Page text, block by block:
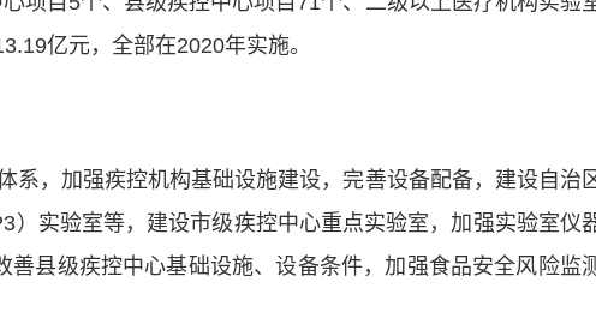
亿元，全部在2020年实施。
，加强疾控机构基础设施建设，完善设备配备，建设自治
）实验室等，建设市级疾控中心重点实验室，加强实验室仪
县级疾控中心基础设施、设备条件，加强食品安全风险监